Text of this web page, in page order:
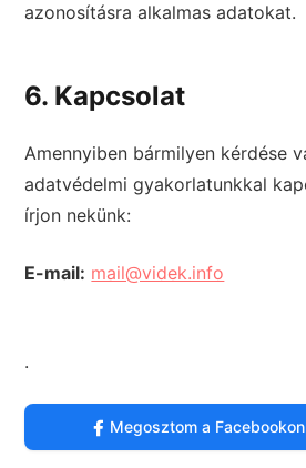
azonosításra alkalmas adatokat.
6. Kapcsolat
Amennyiben bármilyen kérdése
adatvédelmi gyakorlatunkkal
írjon nekünk:
E-mail: mail@videk.info
.
Megosztom a Facebookon